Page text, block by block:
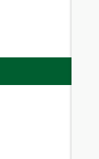
牌！最新雇主品牌